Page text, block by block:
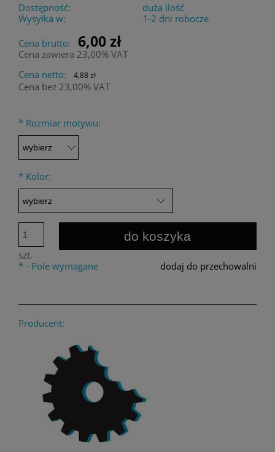
Dostępność:
duża ilość
Wysyłka w:
1-2 dni robocze
Cena brutto:
6,00 zł
Cena zawiera 23,00% VAT
Cena netto:
4,88 zł
Cena bez 23,00% VAT
* Rozmiar motywu:
* Kolor:
szt.
do koszyka
dodaj do przechowalni
* - Pole wymagane
Producent: